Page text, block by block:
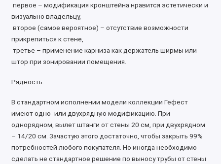
первое – модификация кронштейна нравится эстетически и
визуально владельцу,
второе (самое вероятное) – отсутствие возможности
прикрепиться к стене,
третье – применение карниза как держатель ширмы или
штор при зонировании помещения.
Рядность.
В стандартном исполнении модели коллекции Гефест
имеют одно- или двухрядную модификацию. При
однорядном, вылет штанги от стены 20 см, при двухрядном
– 14/20 см. Зачастую этого достаточно, чтобы закрыть 99%
потребностей любого покупателя. Но иногда необходимо
сделать не стандартное решение по выносу трубы от стены